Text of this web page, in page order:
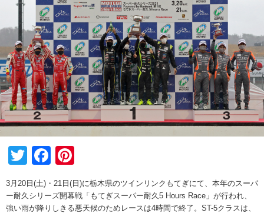
TwitterFacebook
3月20日(土)・21日(日)に栃木県のツインリンクもてぎにて、本年のスーパ
ー耐久シリーズ開幕戦「もてぎスーパー耐久5 Hours Race」が行われ、
強い雨が降りしきる悪天候のためレースは4時間で終了。ST-5クラスは、